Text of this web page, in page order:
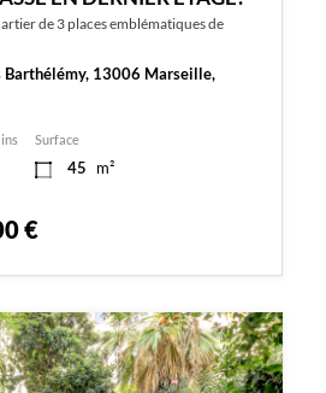
de 3 places emblématiques de
Barthélémy, 13006 Marseille,
Surface
45 m²
€